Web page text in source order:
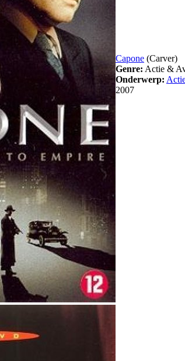
Capone (Carver)
Genre: Actie &
Onderwerp:
2007